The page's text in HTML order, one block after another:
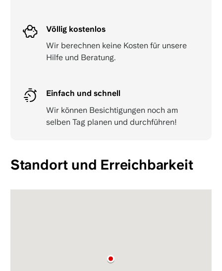
Völlig kostenlos
Wir berechnen keine Kosten für unsere
Hilfe und Beratung.
Einfach und schnell
Wir können Besichtigungen noch am
selben Tag planen und durchführen!
Standort und Erreichbarkeit